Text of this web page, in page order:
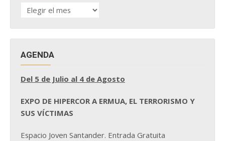
HISTÓRICO
DE
AGENDA
Del 5 de Julio al 4 de Agosto
EXPO DE HIPERCOR A ERMUA, EL TERRORISMO Y
SUS VÍCTIMAS
Espacio Joven Santander. Entrada Gratuita